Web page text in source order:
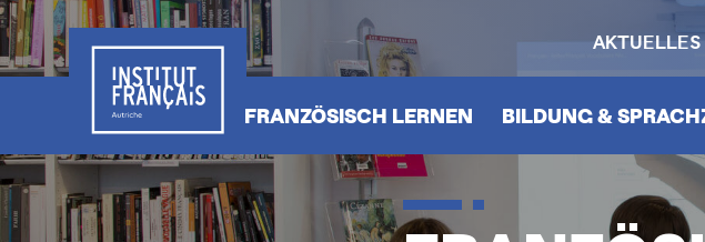
Direkt
zum
Inhalt
AKTUELLES
HAUPTNAVIGATION
FRANZÖSISCH LERNEN BILDUNG &